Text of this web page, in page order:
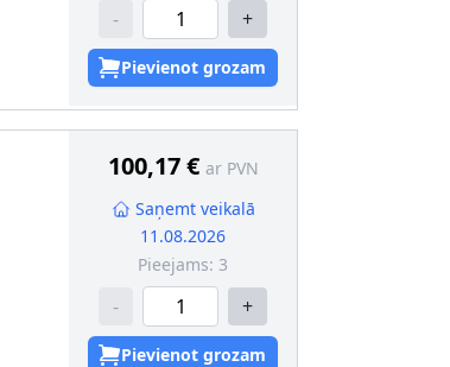
- +
Pievienot grozam
100,17 € ar PVN
Saņemt veikalā
11.08.2026
Pieejams: 3
- +
Pievienot grozam